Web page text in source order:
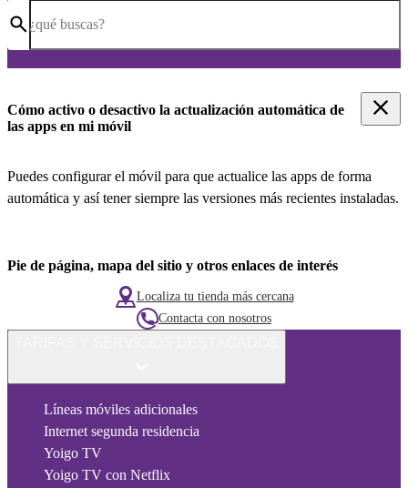
¿qué buscas?
Cómo activo o desactivo la actualización automática de
las apps en mi móvil
Puedes configurar el móvil para que actualice las apps de forma
automática y así tener siempre las versiones más recientes instaladas.
Pie de página, mapa del sitio y otros enlaces de interés
Localiza tu tienda más cercana
Contacta con nosotros
Líneas móviles adicionales
Internet segunda residencia
Yoigo TV
Yoigo TV con Netflix